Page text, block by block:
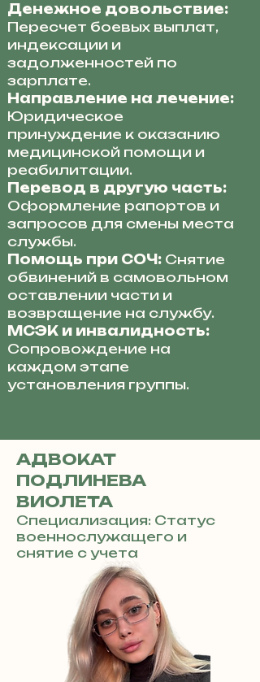
Денежное довольствие:
Пересчет боевых выплат,
индексации и
задолженностей по
зарплате.
Направление на лечение:
Юридическое
принуждение к оказанию
медицинской помощи и
реабилитации.
Перевод в другую часть:
Оформление рапортов и
запросов для смены места
службы.
Помощь при СОЧ: Снятие
обвинений в самовольном
оставлении части и
возвращение на службу.
МСЭК и инвалидность:
Сопровождение на
каждом этапе
установления группы.
АДВОКАТ
ПОДЛИНЕВА
ВИОЛЕТА
Специализация: Статус
военнослужащего и
снятие с учета